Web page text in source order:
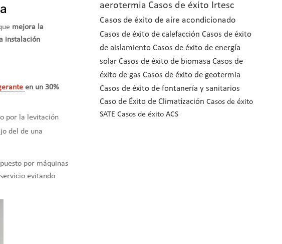
mejora la
instalación
en un 30%
por la levitación
del de una
por máquinas
evitando
aerotermia Casos de éxito Irtesc
Casos de éxito de aire acondicionado
Casos de éxito de calefacción Casos de éxito
de aislamiento Casos de éxito de energía
solar Casos de éxito de biomasa Casos de
éxito de gas Casos de éxito de geotermia
Casos de éxito de fontanería y sanitarios
Caso de Éxito de Climatización Casos de éxito
SATE Casos de éxito ACS